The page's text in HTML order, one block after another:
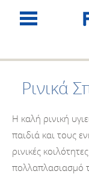
Ρινικά
Η καλή ρινική
παιδιά και τους
ρινικές
πολλαπλασιασμό